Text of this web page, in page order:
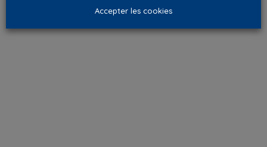
Accepter les cookies